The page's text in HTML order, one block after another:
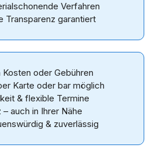
Verfahren
Transparenz garantiert
oder Gebühren
Karte oder bar möglich
& flexible Termine
auch in Ihrer Nähe
& zuverlässig